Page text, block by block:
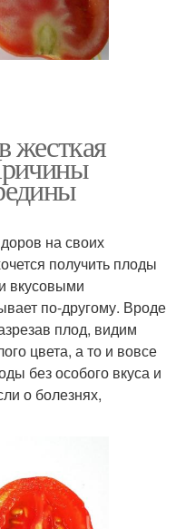
жесткая
на своих
получить плоды
вкусовыми
по-другому. Вроде
плод, видим
цвета, а то и вовсе
без особого вкуса и
о болезнях,